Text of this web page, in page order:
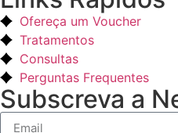
Ofereça um Voucher
Tratamentos
Consultas
Perguntas Frequentes
Subscreva a